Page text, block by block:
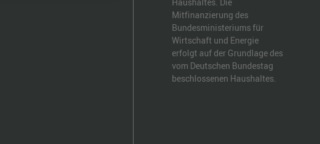
Haushaltes. Die
Mitfinanzierung des
Bundesministeriums für
Wirtschaft und Energie
erfolgt auf der Grundlage des
vom Deutschen Bundestag
beschlossenen Haushaltes.